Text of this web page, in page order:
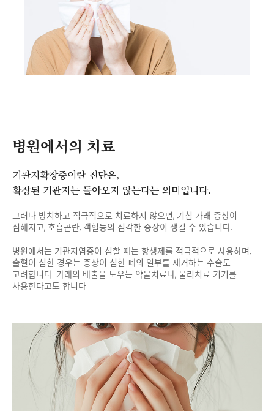
병원에서의 치료
기관지확장증이란 진단은,
확장된 기관지는 돌아오지 않는다는 의미입니다.
그러나 방치하고 적극적으로 치료하지 않으면, 기침 가래 증상이
심해지고, 호흡곤란, 객혈등의 심각한 증상이 생길 수 있습니다.
병원에서는 기관지염증이 심할 때는 항생제를 적극적으로 사용하며,
출혈이 심한 경우는 증상이 심한 폐의 일부를 제거하는 수술도
고려합니다. 가래의 배출을 도우는 약물치료나, 물리치료 기기를
사용한다고도 합니다.